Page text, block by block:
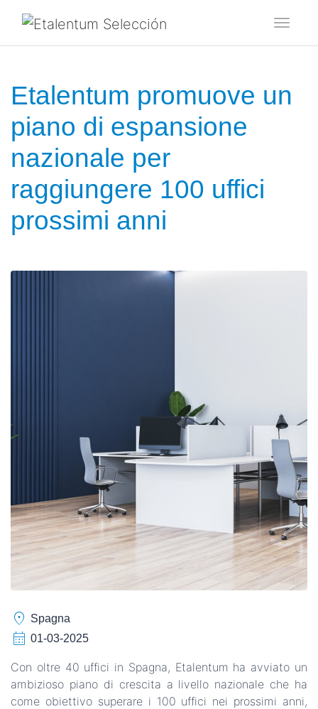
Etalentum promuove un
piano di espansione
nazionale per
raggiungere 100 uffici
prossimi anni
location_on Spagna
calendar_month 01-03-2025
Con oltre 40 uffici in Spagna, Etalentum ha avviato un
ambizioso piano di crescita a livello nazionale che ha
come obiettivo superare i 100 uffici nei prossimi anni,